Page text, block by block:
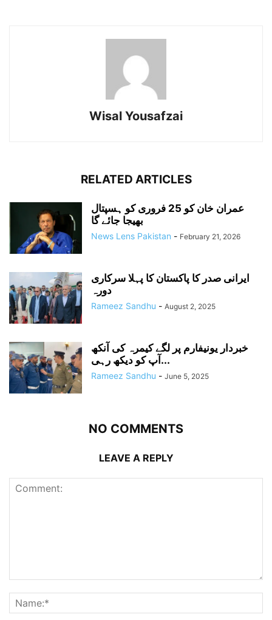
Wisal Yousafzai
RELATED ARTICLES
عمران خان کو 25 فروری کو ہسپتال
بھیجا جائے گا
News Lens Pakistan - February 21, 2026
ایرانی صدر کا پاکستان کا پہلا سرکاری
دورہ
Rameez Sandhu - August 2, 2025
خبردار یونیفارم پر لگے کیمرہ کی آنکھ
آپ کو دیکھ رہی...
Rameez Sandhu - June 5, 2025
NO COMMENTS
LEAVE A REPLY